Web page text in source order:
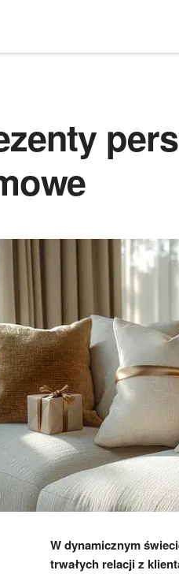
W dynamicznym
trwałych relacji z